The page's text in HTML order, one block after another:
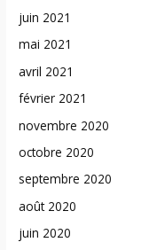
juin 2021
mai 2021
avril 2021
février 2021
novembre 2020
octobre 2020
septembre 2020
août 2020
juin 2020